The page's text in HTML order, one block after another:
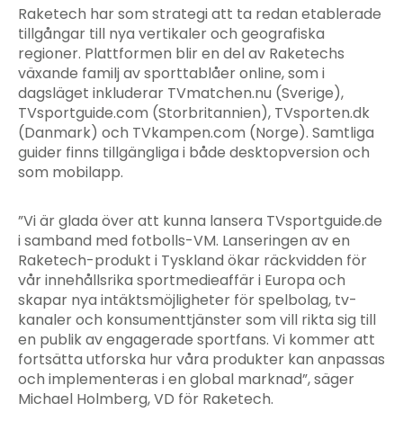
Raketech har som strategi att ta redan etablerade
tillgångar till nya vertikaler och geografiska
regioner. Plattformen blir en del av Raketechs
växande familj av sporttablåer online, som i
dagsläget inkluderar TVmatchen.nu (Sverige),
TVsportguide.com (Storbritannien), TVsporten.dk
(Danmark) och TVkampen.com (Norge). Samtliga
guider finns tillgängliga i både desktopversion och
som mobilapp.
”Vi är glada över att kunna lansera TVsportguide.de
i samband med fotbolls-VM. Lanseringen av en
Raketech-produkt i Tyskland ökar räckvidden för
vår innehållsrika sportmedieaffär i Europa och
skapar nya intäktsmöjligheter för spelbolag, tv-
kanaler och konsumenttjänster som vill rikta sig till
en publik av engagerade sportfans. Vi kommer att
fortsätta utforska hur våra produkter kan anpassas
och implementeras i en global marknad”, säger
Michael Holmberg, VD för Raketech.